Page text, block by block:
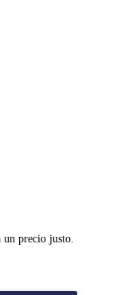
precio justo.